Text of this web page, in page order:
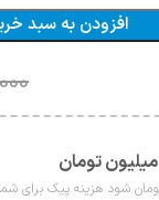
افزودن به سبد
تومان
شود هزینه پیک برای